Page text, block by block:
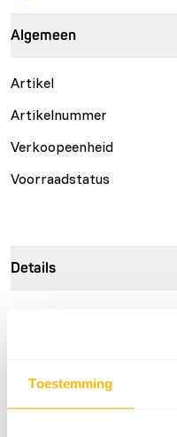
Toestemming
Algemeen
Artikel
Artikelnummer
Verkoopeenheid
Voorraadstatus
Details
Merk